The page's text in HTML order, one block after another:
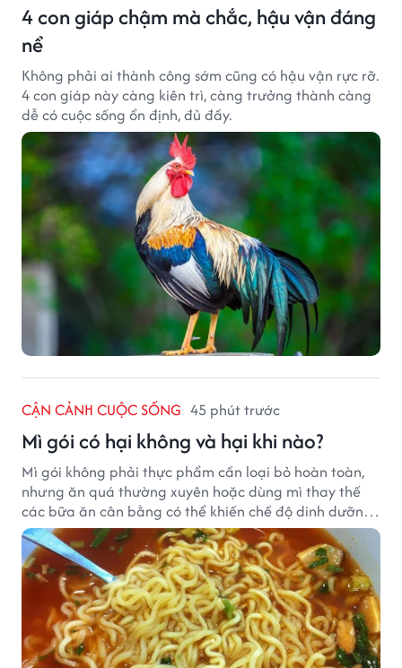
4 con giáp chậm mà chắc, hậu vận đáng
nể
Không phải ai thành công sớm cũng có hậu vận rực rỡ.
4 con giáp này càng kiên trì, càng trưởng thành càng
dễ có cuộc sống ổn định, đủ đầy.
CẬN CẢNH CUỘC SỐNG 45 phút trước
Mì gói có hại không và hại khi nào?
Mì gói không phải thực phẩm cần loại bỏ hoàn toàn,
nhưng ăn quá thường xuyên hoặc dùng mì thay thế
các bữa ăn cân bằng có thể khiến chế độ dinh dưỡng
mất cân đối.